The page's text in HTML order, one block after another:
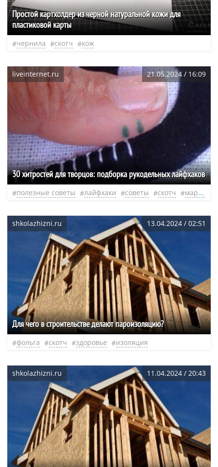
Простой картхолдер из черной натуральной кожи для
пластиковой карты
чернила скотч кож
liveinternet.ru 21.05.2024 / 16:09
30 хитростей для творцов: подборка рукодельных лайфхаков
полезные советы лайфхаки советы скотч маркер
shkolazhizni.ru 13.04.2024 / 02:51
Для чего в строительстве делают пароизоляцию?
фольга скотч здоровье изоляция
shkolazhizni.ru 11.04.2024 / 20:43